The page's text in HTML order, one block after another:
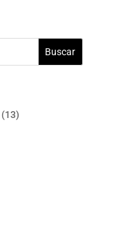
Buscar
1313